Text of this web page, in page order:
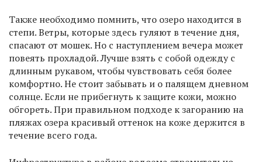
Также необходимо помнить, что озеро находится в
степи. Ветры, которые здесь гуляют в течение дня,
спасают от мошек. Но с наступлением вечера может
повеять прохладой. Лучше взять с собой одежду с
длинным рукавом, чтобы чувствовать себя более
комфортно. Не стоит забывать и о палящем дневном
солнце. Если не прибегнуть к защите кожи, можно
обгореть. При правильном подходе к загоранию на
пляжах озера красивый оттенок на коже держится в
течение всего года.